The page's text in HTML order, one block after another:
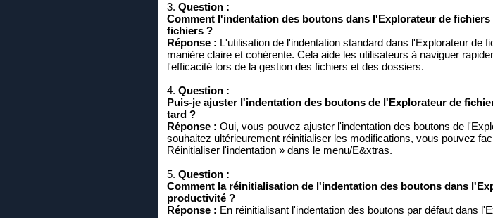
3. Question :
Comment l'indentation des boutons dans l'Explorateur de
fichiers ?
Réponse : L'utilisation de l'indentation standard dans l'Explorateur de
manière claire et cohérente. Cela aide les utilisateurs à naviguer
l'efficacité lors de la gestion des fichiers et des dossiers.
4. Question :
Puis-je ajuster l'indentation des boutons de l'Explorateur de
tard ?
Réponse : Oui, vous pouvez ajuster l'indentation des boutons de
souhaitez ultérieurement réinitialiser les modifications, vous pouvez
Réinitialiser l'indentation » dans le menu/E&xtras.
5. Question :
Comment la réinitialisation de l'indentation des boutons dans
productivité ?
Réponse : En réinitialisant l'indentation des boutons par défaut dans